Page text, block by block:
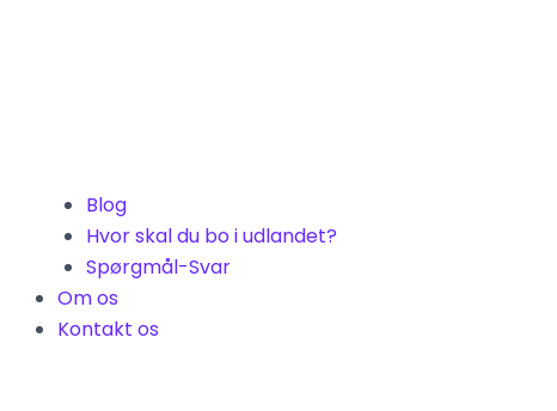
Blog
Hvor skal du bo i udlandet?
Spørgmål-Svar
Om os
Kontakt os